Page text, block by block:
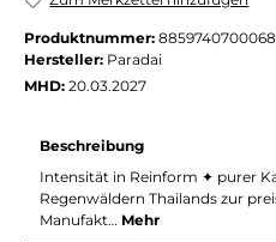
Produktnummer: 8859740700068
Hersteller: Paradai
MHD: 20.03.2027
Beschreibung
Intensität in Reinform ✦ purer
Regenwäldern Thailands zur
Manufakt… Mehr